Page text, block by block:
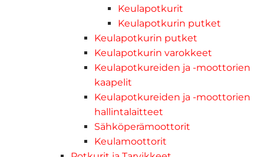
Keulapotkurit
Keulapotkurin putket
Keulapotkurin putket
Keulapotkurin varokkeet
Keulapotkureiden ja -moottorien
kaapelit
Keulapotkureiden ja -moottorien
hallintalaitteet
Sähköperämoottorit
Keulamoottorit